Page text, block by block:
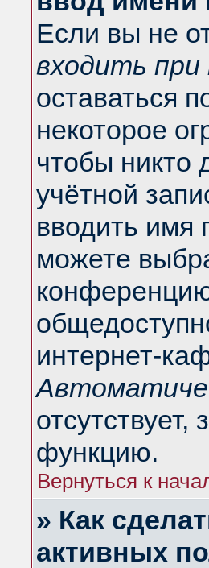
Если вы не
входить
оставаться
некоторое
чтобы никто
учётной
вводить имя
можете
интернет-
функцию.
Вернуться к
» Как
активных